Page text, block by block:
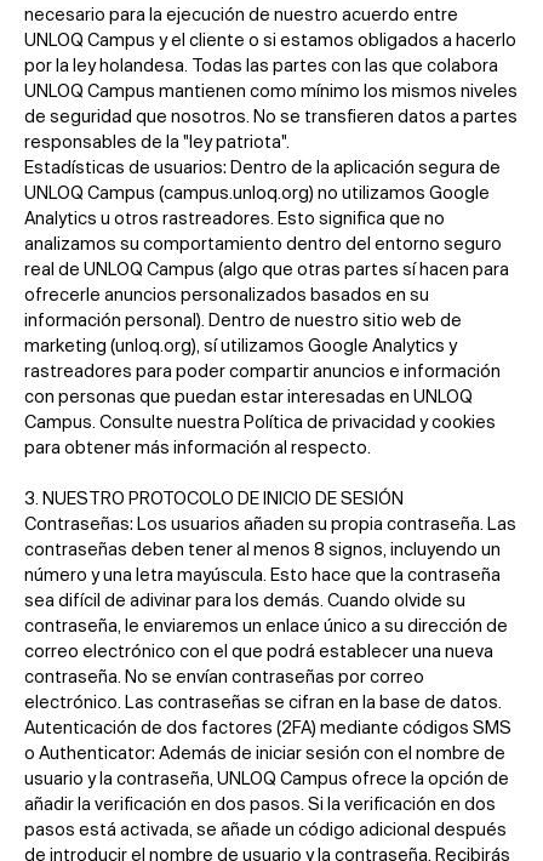
necesario para la ejecución de nuestro acuerdo entre
UNLOQ Campus y el cliente o si estamos obligados a hacerlo
por la ley holandesa. Todas las partes con las que colabora
UNLOQ Campus mantienen como mínimo los mismos niveles
de seguridad que nosotros. No se transfieren datos a partes
responsables de la "ley patriota".
Estadísticas de usuarios: Dentro de la aplicación segura de
UNLOQ Campus (campus.unloq.org) no utilizamos Google
Analytics u otros rastreadores. Esto significa que no
analizamos su comportamiento dentro del entorno seguro
real de UNLOQ Campus (algo que otras partes sí hacen para
ofrecerle anuncios personalizados basados en su
información personal). Dentro de nuestro sitio web de
marketing (unloq.org), sí utilizamos Google Analytics y
rastreadores para poder compartir anuncios e información
con personas que puedan estar interesadas en UNLOQ
Campus. Consulte nuestra Política de privacidad y cookies
para obtener más información al respecto.
3. NUESTRO PROTOCOLO DE INICIO DE SESIÓN
Contraseñas: Los usuarios añaden su propia contraseña. Las
contraseñas deben tener al menos 8 signos, incluyendo un
número y una letra mayúscula. Esto hace que la contraseña
sea difícil de adivinar para los demás. Cuando olvide su
contraseña, le enviaremos un enlace único a su dirección de
correo electrónico con el que podrá establecer una nueva
contraseña. No se envían contraseñas por correo
electrónico. Las contraseñas se cifran en la base de datos.
Autenticación de dos factores (2FA) mediante códigos SMS
o Authenticator: Además de iniciar sesión con el nombre de
usuario y la contraseña, UNLOQ Campus ofrece la opción de
añadir la verificación en dos pasos. Si la verificación en dos
pasos está activada, se añade un código adicional después
de introducir el nombre de usuario y la contraseña. Recibirás